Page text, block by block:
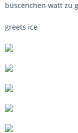
büscenchen watt zu
greets ice